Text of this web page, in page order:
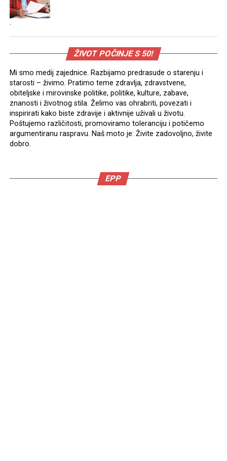
.
ŽIVOT POČINJE S 50!
Mi smo medij zajednice. Razbijamo predrasude o starenju i
starosti – živimo. Pratimo teme zdravlja, zdravstvene,
obiteljske i mirovinske politike, politike, kulture, zabave,
znanosti i životnog stila. Želimo vas ohrabriti, povezati i
inspirirati kako biste zdravije i aktivnije uživali u životu.
Poštujemo različitosti, promoviramo toleranciju i potičemo
argumentiranu raspravu. Naš moto je: Živite zadovoljno, živite
dobro.
EPP